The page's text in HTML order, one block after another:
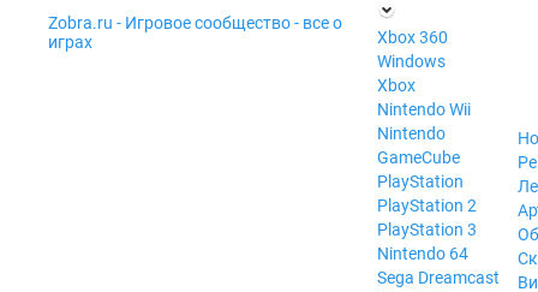
Zobra.ru - Игровое сообщество - все о
играх
П
ла
т
ф
ор
м
ы
Xbox 360
Windows
Xbox
Nintendo Wii
Nintendo
GameCube
PlayStation
PlayStation 2
PlayStation 3
Nintendo 64
Sega Dreamcast